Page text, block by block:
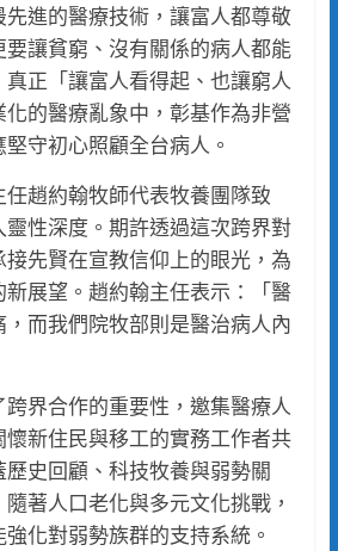
進的醫療技術，讓富人都尊敬
讓貧窮、沒有關係的病人都能
正「讓富人看得起、也讓窮人
的醫療亂象中，彰基作為非營
守初心照顧全台病人。
趙約翰牧師代表牧養團隊致
性深度。期許透過這次跨界對
先賢在宣教信仰上的眼光，為
展望。趙約翰主任表示：「醫
而我們院牧部則是醫治病人內
界合作的重要性，邀集醫療人
懷新住民與移工的實務工作者共
史回顧、科技牧養與弱勢關
著人口老化與多元文化挑戰，
化對弱勢族群的支持系統。